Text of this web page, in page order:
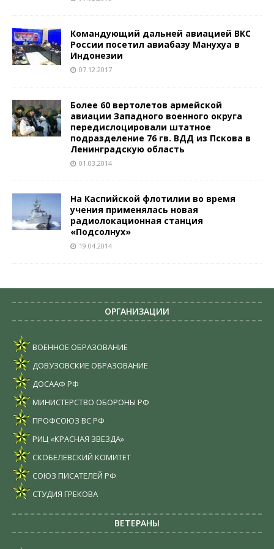
Командующий дальней авиацией ВКС
России посетил авиабазу Манухуа в
Индонезии
07.12.2017
Более 60 вертолетов армейской
авиации Западного военного округа
передислоцировали штатное
подразделение 76 гв. ВДД из Пскова в
Ленинградскую область
01.03.2014
На Каспийской флотилии во время
учения применялась новая
радиолокационная станция
«Подсолнух»
19.04.2014
ОРГАНИЗАЦИИ
ВОЕННОЕ ОБРАЗОВАНИЕ
ДОВУЗОВСКИЕ ОБРАЗОВАНИЕ
ДОСААФ РФ
МИНИСТЕРСТВО ОБОРОНЫ РФ
ПРОФСОЮЗ ВС РФ
РИЦ «КРАСНАЯ ЗВЕЗДА»
СКОБЕЛЕВСКИЙ КОМИТЕТ
СОЮЗ ПИСАТЕЛЕЙ РФ
СТУДИЯ ГРЕКОВА
ВЕТЕРАНЫ